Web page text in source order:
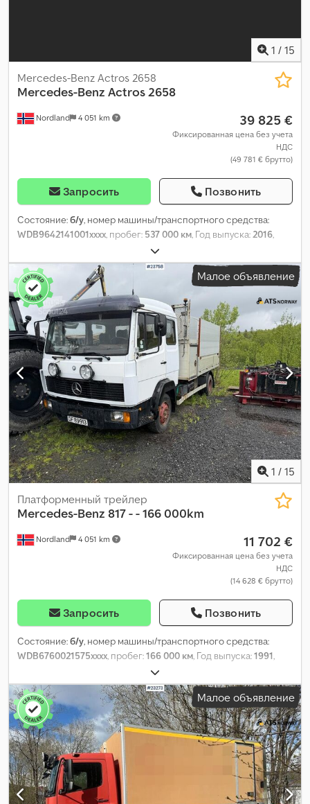
1 / 15
Nordland 4 051 km
Mercedes-Benz Actros 2658
Mercedes-Benz Actros 2658
39 825 €
Фиксированная цена без учета
НДС
(49 781 € брутто)
Запросить Позвонить
Состояние:б/у, номер машины/транспортного средства:
WDB9642141001xxxx, пробег: 537 000 км, Год выпуска:2016,
Малое объявление
1 / 15
Nordland 4 051 km
Платформенный трейлер
Mercedes-Benz 817 - - 166 000km
11 702 €
Фиксированная цена без учета
НДС
(14 628 € брутто)
Запросить Позвонить
Состояние:б/у, номер машины/транспортного средства:
WDB6760021575xxxx, пробег:166 000 км, Год выпуска:1991,
Малое объявление